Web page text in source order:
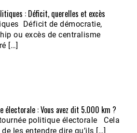
: Déficit, querelles et excès
Déficit de démocratie,
ou excès de centralisme
[…]
électorale : Vous avez dit 5.000 km ?
politique électorale Cela
les entendre dire qu’ils […]